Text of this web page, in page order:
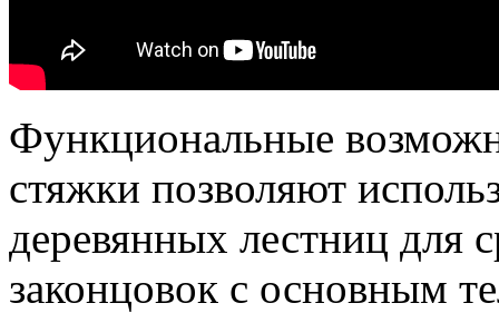
Функциональные
стяжки позволяют
деревянных лестниц для
законцовок с основным